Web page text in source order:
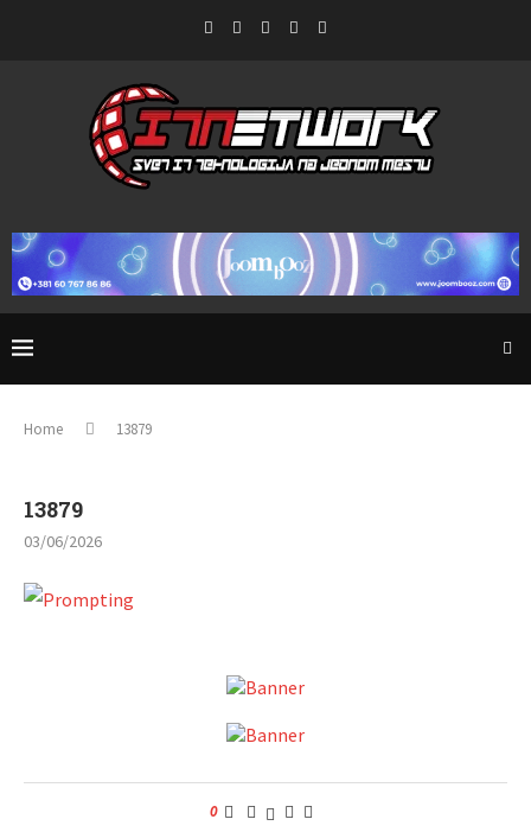
Home 13879
13879
03/06/2026
0